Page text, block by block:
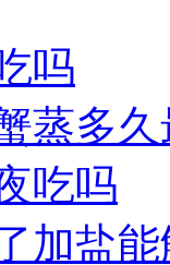
吗
蒸多
吃吗
加盐